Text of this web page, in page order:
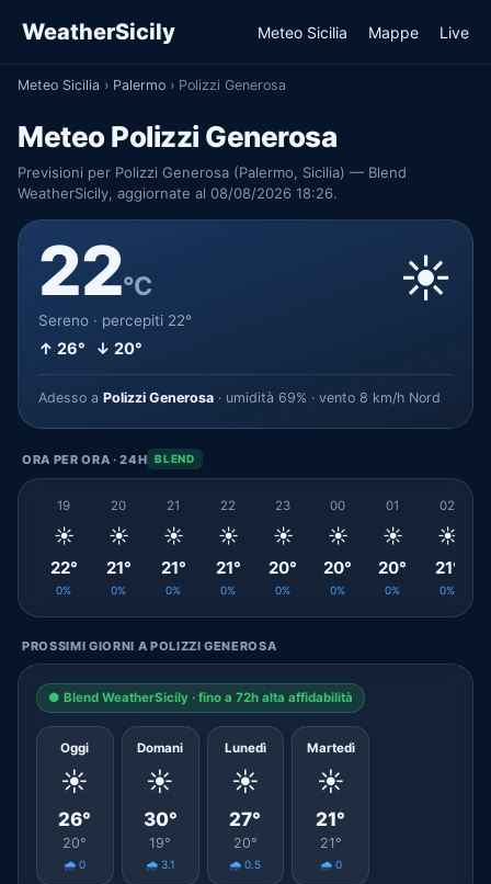
WeatherSicily Meteo Sicilia Mappe Live
Meteo Sicilia › Palermo › Polizzi Generosa
Meteo Polizzi Generosa
Previsioni per Polizzi Generosa (Palermo, Sicilia) — Blend
WeatherSicily, aggiornate al 08/08/2026 18:26.
22°C
Sereno · percepiti 22°
↑ 26° ↓ 20°
☀️
Adesso a Polizzi Generosa · umidità 69% · vento 8 km/h Nord
ORA PER ORA · 24H BLEND
19
☀️
22°
0%
20
☀️
21°
0%
21
☀️
21°
0%
22
☀️
21°
0%
23
☀️
20°
0%
00
☀️
20°
0%
01
☀️
20°
0%
02
☀️
21°
0%
PROSSIMI GIORNI A POLIZZI GENEROSA
● Blend WeatherSicily · fino a 72h alta affidabilità
Oggi
☀️
26°
20°
🌧️ 0
Domani
☀️
30°
19°
🌧️ 3.1
Lunedì
☀️
27°
20°
🌧️ 0.5
Martedì
☀️
21°
21°
🌧️ 0